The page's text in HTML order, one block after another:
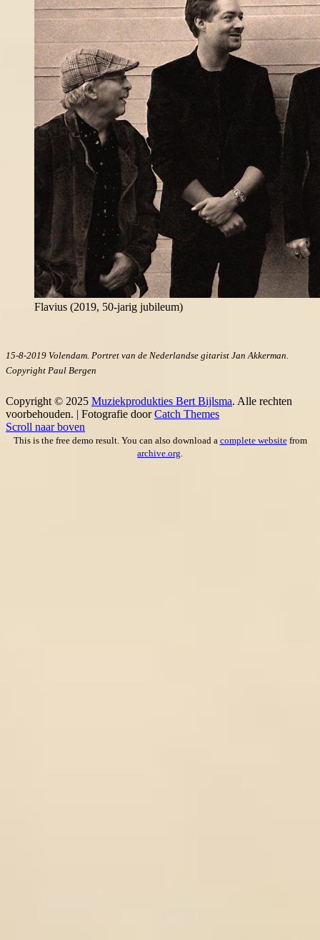
Flavius (2019, 50-jarig jubileum)
15-8-2019 Volendam. Portret van de Nederlandse gitarist Jan Akkerman.
Copyright Paul Bergen
Copyright © 2025 Muziekprodukties Bert Bijlsma. Alle rechten
voorbehouden. | Fotografie doorCatch Themes
Scroll naar boven
This is the free demo result. You can also download a complete websitefrom
archive.org.